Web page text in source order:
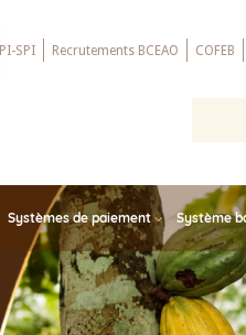
PI-SPI Recrutements BCEAO COFEB
Systèmes de paiement Système